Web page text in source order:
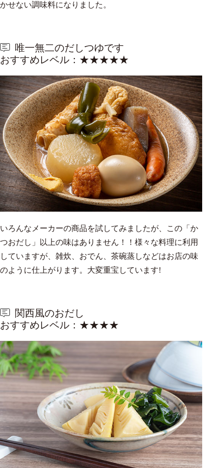
かせない調味料になりました。
唯一無二のだしつゆです
おすすめレベル：★★★★★
いろんなメーカーの商品を試してみましたが、この「か
つおだし」以上の味はありません！！様々な料理に利用
していますが、雑炊、おでん、茶碗蒸しなどはお店の味
のように仕上がります。大変重宝しています!
関西風のおだし
おすすめレベル：★★★★